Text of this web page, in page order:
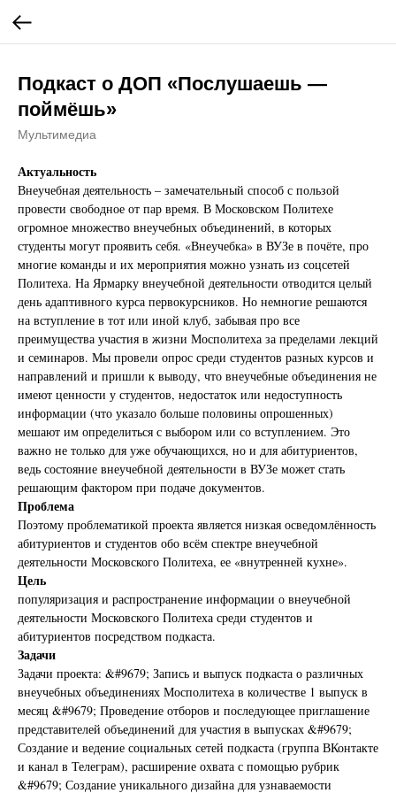
Подкаст о ДОП «Послушаешь —
поймёшь»
Мультимедиа
Актуальность
Внеучебная деятельность – замечательный способ с пользой
провести свободное от пар время. В Московском Политехе
огромное множество внеучебных объединений, в которых
студенты могут проявить себя. «Внеучебка» в ВУЗе в почёте, про
многие команды и их мероприятия можно узнать из соцсетей
Политеха. На Ярмарку внеучебной деятельности отводится целый
день адаптивного курса первокурсников. Но немногие решаются
на вступление в тот или иной клуб, забывая про все
преимущества участия в жизни Мосполитеха за пределами лекций
и семинаров. Мы провели опрос среди студентов разных курсов и
направлений и пришли к выводу, что внеучебные объединения не
имеют ценности у студентов, недостаток или недоступность
информации (что указало больше половины опрошенных)
мешают им определиться с выбором или со вступлением. Это
важно не только для уже обучающихся, но и для абитуриентов,
ведь состояние внеучебной деятельности в ВУЗе может стать
решающим фактором при подаче документов.
Проблема
Поэтому проблематикой проекта является низкая осведомлённость
абитуриентов и студентов обо всём спектре внеучебной
деятельности Московского Политеха, ее «внутренней кухне».
Цель
популяризация и распространение информации о внеучебной
деятельности Московского Политеха среди студентов и
абитуриентов посредством подкаста.
Задачи
Задачи проекта: &#9679; Запись и выпуск подкаста о различных
внеучебных объединениях Мосполитеха в количестве 1 выпуск в
месяц &#9679; Проведение отборов и последующее приглашение
представителей объединений для участия в выпусках &#9679;
Создание и ведение социальных сетей подкаста (группа ВКонтакте
и канал в Телеграм), расширение охвата с помощью рубрик
&#9679; Создание уникального дизайна для узнаваемости